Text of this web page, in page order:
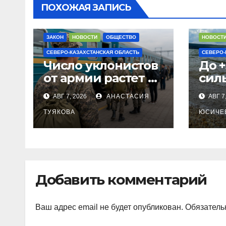
ПОХОЖАЯ ЗАПИСЬ
ЗАКОН НОВОСТИ ОБЩЕСТВО
СЕВЕРО-КАЗАХСТАНСКАЯ ОБЛАСТЬ
Число уклонистов
от армии растет в
СКО
АВГ 7, 2026 АНАСТАСИЯ
ТУЯКОВА
СЕВЕРО-
До
вАВГ
Добавить комментарий
Ваш адрес email не будет опубликован.